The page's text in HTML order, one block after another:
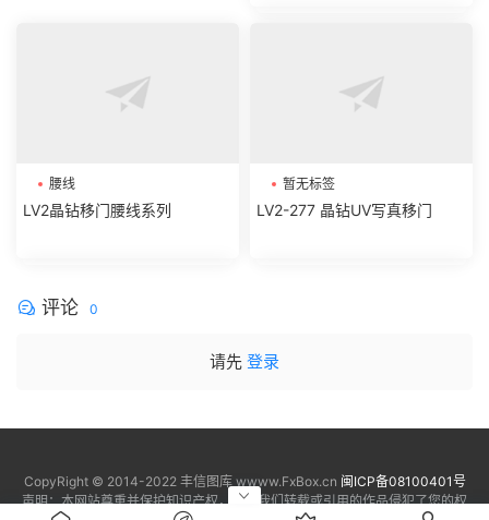
腰线
LV2晶钻移门腰线系列
暂无标签
LV2-277 晶钻UV写真移门
评论 0
请先 登录
CopyRight © 2014-2022 丰信图库 wwww.FxBox.cn 闽ICP备08100401号
声明：本网站尊重并保护知识产权，如果我们转载或引用的作品侵犯了您的权